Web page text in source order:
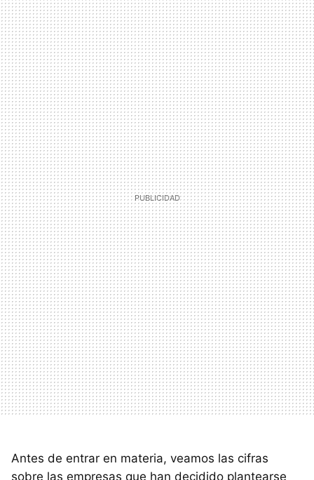
Antes de entrar en materia, veamos las cifras
sobre las empresas que han decidido plantearse